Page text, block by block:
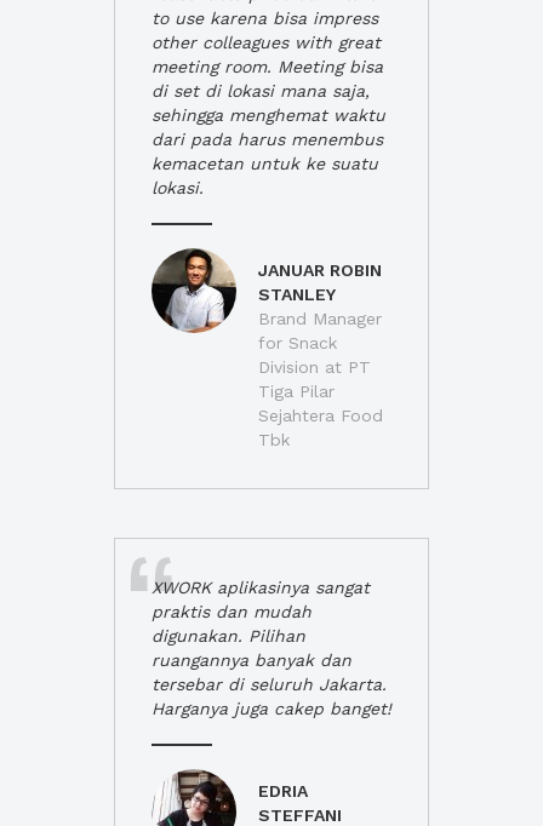
to use karena bisa impress
other colleagues with great
meeting room. Meeting bisa
di set di lokasi mana saja,
sehingga menghemat waktu
dari pada harus menembus
kemacetan untuk ke suatu
lokasi.
JANUAR ROBIN
STANLEY
Brand Manager
for Snack
Division at PT
Tiga Pilar
Sejahtera Food
Tbk
XWORK aplikasinya sangat
praktis dan mudah
digunakan. Pilihan
ruangannya banyak dan
tersebar di seluruh Jakarta.
Harganya juga cakep banget!
EDRIA
STEFFANI